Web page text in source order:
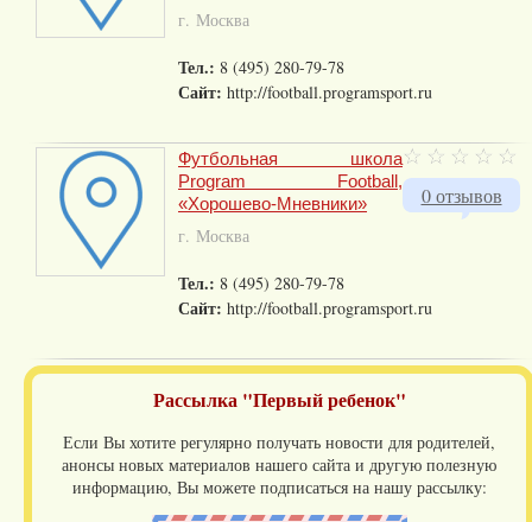
г. Москва
Тел.: 8 (495) 280-79-78
Сайт: http://football.programsport.ru
0 отзывов
Футбольная школа
Program Football,
«Хорошево-Мневники»
г. Москва
Тел.: 8 (495) 280-79-78
Сайт: http://football.programsport.ru
Рассылка "Первый ребенок"
Если Вы хотите регулярно получать новости для родителей,
анонсы новых материалов нашего сайта и другую полезную
информацию, Вы можете подписаться на нашу рассылку: